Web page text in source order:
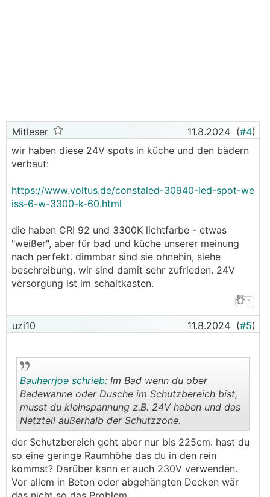
Mitleser 11.8.2024 (#4)
wir haben diese 24V spots in küche und den bädern
verbaut:
https://www.voltus.de/constaled-30940-led-spot-we
iss-6-w-3300-k-60.html
die haben CRI 92 und 3300K lichtfarbe - etwas
"weißer", aber für bad und küche unserer meinung
nach perfekt. dimmbar sind sie ohnehin, siehe
beschreibung. wir sind damit sehr zufrieden. 24V
versorgung ist im schaltkasten.
1
uzi10 11.8.2024 (#5)
..
Bauherrjoe schrieb: Im Bad wenn du ober
Badewanne oder Dusche im Schutzbereich bist,
musst du kleinspannung z.B. 24V haben und das
Netzteil außerhalb der Schutzzone.
der Schutzbereich geht aber nur bis 225cm. hast du
so eine geringe Raumhöhe das du in den rein
kommst? Darüber kann er auch 230V verwenden.
Vor allem in Beton oder abgehängten Decken wär